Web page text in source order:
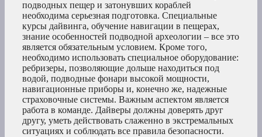
подводных пещер и затонувших кораблей
необходима серьезная подготовка. Специальные
курсы дайвинга, обучение навигации в пещерах,
знание особенностей подводной археологии – все это
является обязательным условием. Кроме того,
необходимо использовать специальное оборудование:
ребризеры, позволяющие дольше находиться под
водой, подводные фонари высокой мощности,
навигационные приборы и, конечно же, надежные
страховочные системы. Важным аспектом является
работа в команде. Дайверы должны доверять друг
другу, уметь действовать слаженно в экстремальных
ситуациях и соблюдать все правила безопасности.